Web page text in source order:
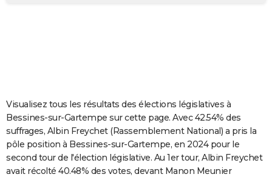
Carte de Noël
Carte Bonne année
Carte Saint-Valentin
Carte Pâques
Carte d'anniversaire
DICTIONNAIRE
Dictionnaire
Biographies
Citations
Expressions
Proverbes
PROGRAMME TV
COPAINS D'AVANT
Visualisez tous les résultats des élections législatives à
Bessines-sur-Gartempe sur cette page. Avec 42.54% des
suffrages, Albin Freychet (Rassemblement National) a pris la
pôle position à Bessines-sur-Gartempe, en 2024 pour le
second tour de l'élection législative. Au 1er tour, Albin Freychet
avait récolté 40.48% des votes, devant Manon Meunier